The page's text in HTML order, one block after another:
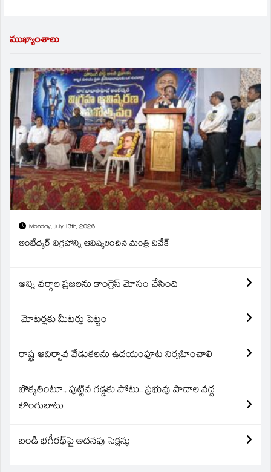
ముఖ్యాంశాలు
Monday, July 13th, 2026
అంబేద్కర్ విగ్రహాన్ని ఆవిష్కరించిన మంత్రి వివేక్
అన్ని వర్గాల ప్రజలను కాంగ్రెస్ మోసం చేసింది
మోటర్లకు మీటర్లు పెట్టం
రాష్ట్ర ఆవిర్బావ వేడుకలను ఉదయంపూట నిర్వహించాలి
బొక్కతింటూ.. పుట్టిన గడ్డకు పోటు.. ప్రభువు పాదాల వద్ద
లొంగుబాటు
బండి భగీరథ్‌పై అదనపు సెక్షన్లు